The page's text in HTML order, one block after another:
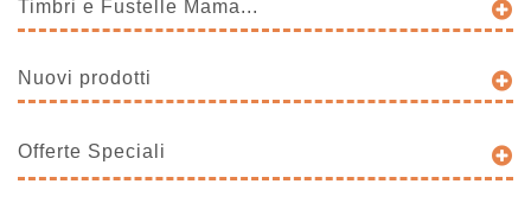
Timbri e Fustelle Mama...
Nuovi prodotti
Offerte Speciali